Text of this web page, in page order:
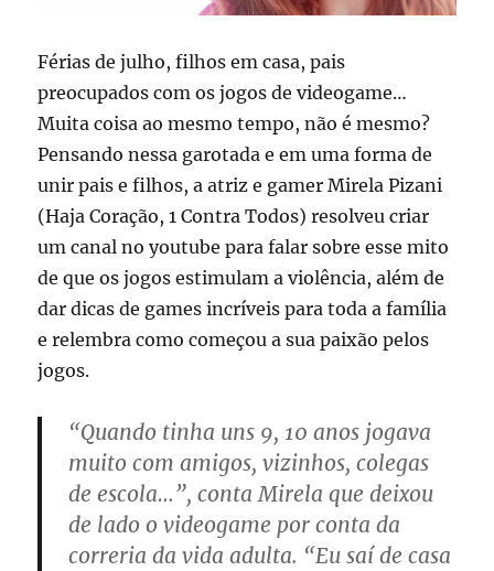
Férias de julho, filhos em casa, pais
preocupados com os jogos de videogame…
Muita coisa ao mesmo tempo, não é mesmo?
Pensando nessa garotada e em uma forma de
unir pais e filhos, a atriz e gamer Mirela Pizani
(Haja Coração, 1 Contra Todos) resolveu criar
um canal no youtube para falar sobre esse mito
de que os jogos estimulam a violência, além de
dar dicas de games incríveis para toda a família
e relembra como começou a sua paixão pelos
jogos.
“Quando tinha uns 9, 10 anos jogava
muito com amigos, vizinhos, colegas
de escola…”, conta Mirela que deixou
de lado o videogame por conta da
correria da vida adulta. “Eu saí de casa